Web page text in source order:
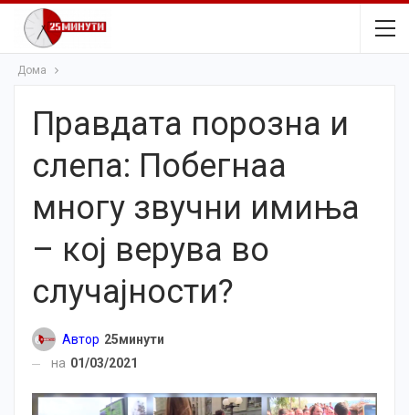
Дома
Правдата порозна и
слепа: Побегнаа
многу звучни имиња
– кој верува во
случајности?
Автор 25минути
на 01/03/2021